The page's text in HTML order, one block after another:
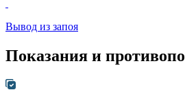
Вывод из запоя
Показания и